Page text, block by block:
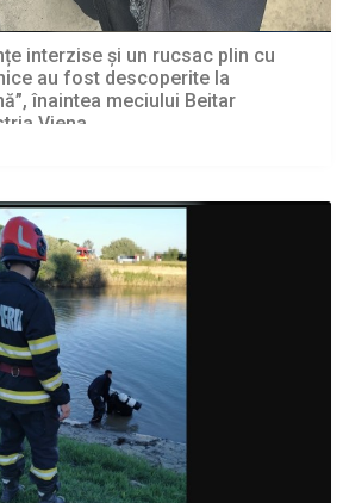
interzise și un rucsac plin cu
au fost descoperite la
înaintea meciului Beitar
Viena